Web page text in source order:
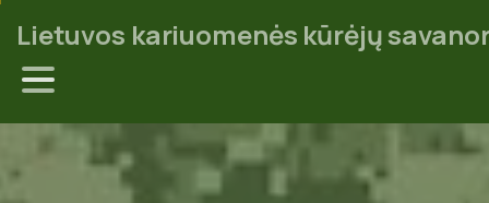
Lietuvos kariuomenės kūrėjų